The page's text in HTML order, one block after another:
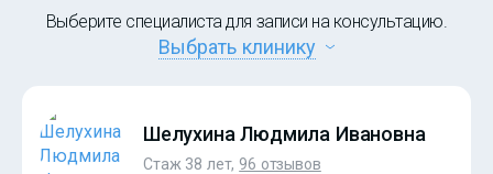
Выберите специалиста для записи на консультацию.
Выбрать клинику
Шелухина Людмила Ивановна
Стаж 38 лет, 96 отзывов